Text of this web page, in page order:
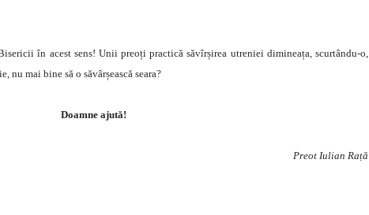
în acest sens! Unii preoți practică săvîrșirea utreniei dimineața, scurtându-o,
nu mai bine să o săvârșească seara?
Doamne ajută!
Preot Iulian Rață